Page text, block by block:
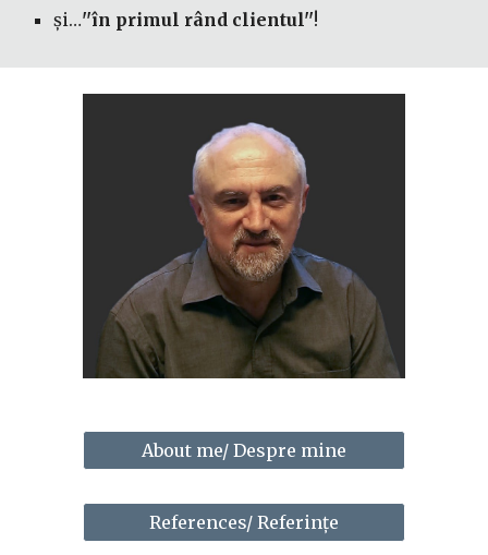
și…''în primul rând clientul''!
About me/ Despre mine
References/ Referințe